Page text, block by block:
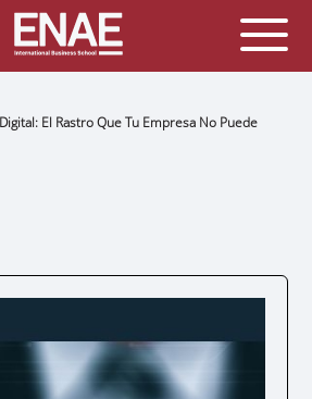
El Rastro Que Tu Empresa No Puede